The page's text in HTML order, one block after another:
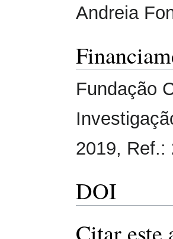
Andreia
Fundação
2019, Ref.:
DOI
Citar este